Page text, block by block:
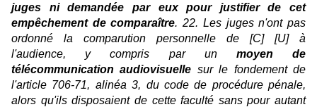
juges ni demandée par eux pour justifier de cet
empêchement de comparaître. 22. Les juges n'ont pas
ordonné la comparution personnelle de [C] [U] à
l'audience, y compris par un moyen de
télécommunication audiovisuelle sur le fondement de
l'article 706-71, alinéa 3, du code de procédure pénale,
alors qu'ils disposaient de cette faculté sans pour autant